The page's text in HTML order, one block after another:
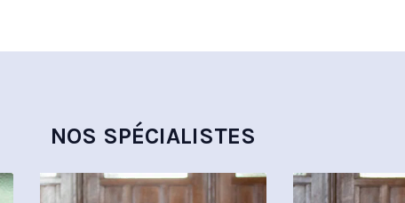
NOS SPÉCIALISTES